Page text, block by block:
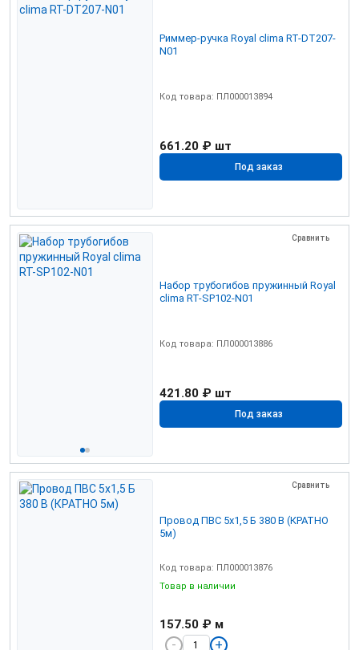
Риммер-ручка Royal clima RT-DT207-
N01
Код товара: ПЛ000013894
661.20 ₽ шт
Под заказ
Сравнить
Набор трубогибов пружинный Royal
clima RT-SP102-N01
Код товара: ПЛ000013886
421.80 ₽ шт
Под заказ
Сравнить
Провод ПВС 5х1,5 Б 380 В (КРАТНО
5м)
Код товара: ПЛ000013876
Товар в наличии
157.50 ₽ м